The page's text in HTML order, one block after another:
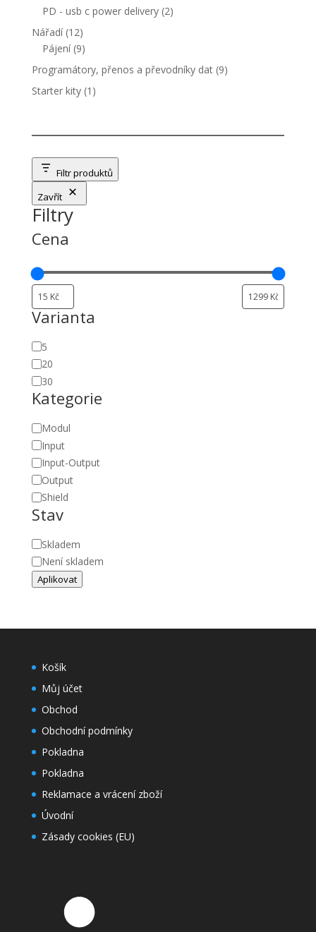
produktů
PD - usb c power delivery 22
Nářadí 1212
produktů
Pájení 99
produktů
Programátory, přenos a převodníky dat 99
Starter kity 1 1
Filtr produktů
Zavřít
Filtry
Cena
Varianta
Proud
[A]
5
20
30
Kategorie
Kategorie
Modul
Input
Input-Output
Output
Shield
Stav
StavSkladem
Není skladem
Aplikovat
Košík
Můj účet
Obchod
Obchodní podmínky
Pokladna
Pokladna
Reklamace a vrácení zboží
Úvodní
Zásady cookies (EU)